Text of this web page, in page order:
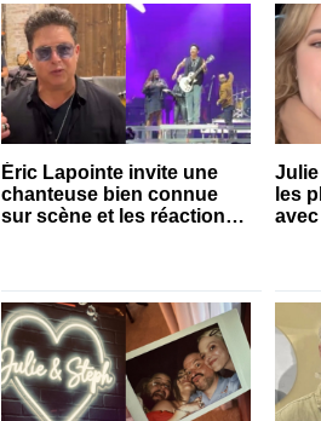
Éric Lapointe invite une
chanteuse bien connue
sur scène et les réactions
les